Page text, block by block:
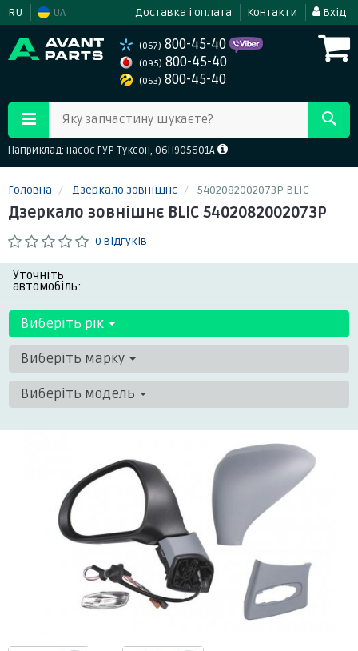
RU UA Доставка і оплата Контакти Вхід
(067) 800-45-40
(095) 800-45-40
(063) 800-45-40
Яку запчастину шукаєте?
Наприклад: насос ГУР Туксон, 06H905601A
Головна Дзеркало зовнішнє 5402082002073P BLIC
Дзеркало зовнішнє BLIC 5402082002073P
0 відгуків
Уточніть
автомобіль:
Виберіть рік
Виберіть марку
Виберіть модель